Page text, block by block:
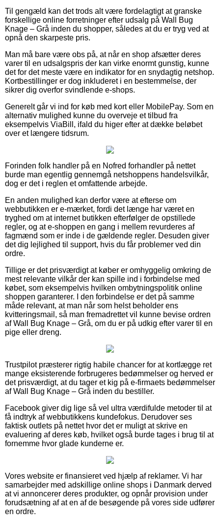
Til gengæld kan det trods alt være fordelagtigt at granske
forskellige online forretninger efter udsalg på Wall Bug
Knage – Grå inden du shopper, således at du er tryg ved at
opnå den skarpeste pris.
Man må bare være obs på, at når en shop afsætter deres
varer til en udsalgspris der kan virke enormt gunstig, kunne
det for det meste være en indikator for en snydagtig netshop.
Kortbestillinger er dog inkluderet i en bestemmelse, der
sikrer dig overfor svindlende e-shops.
Generelt går vi ind for køb med kort eller MobilePay. Som en
alternativ mulighed kunne du overveje et tilbud fra
eksempelvis ViaBill, ifald du higer efter at dække beløbet
over et længere tidsrum.
Forinden folk handler på en Nofred forhandler på nettet
burde man egentlig gennemgå netshoppens handelsvilkår,
dog er det i reglen et omfattende arbejde.
En anden mulighed kan derfor være at efterse om
webbutikken er e-mærket, fordi det længe har været en
tryghed om at internet butikken efterfølger de opstillede
regler, og at e-shoppen en gang i mellem revurderes af
fagmænd som er inde i de gældende regler. Desuden giver
det dig lejlighed til support, hvis du får problemer ved din
ordre.
Tillige er det prisværdigt at køber er omhyggelig omkring de
mest relevante vilkår der kan spille ind i forbindelse med
købet, som eksempelvis hvilken ombytningspolitik online
shoppen garanterer. I den forbindelse er det på samme
måde relevant, at man når som helst beholder ens
kvitteringsmail, så man fremadrettet vil kunne bevise ordren
af Wall Bug Knage – Grå, om du er på udkig efter varer til en
pige eller dreng.
Trustpilot præsterer rigtig habile chancer for at kortlægge ret
mange eksisterende forbrugeres bedømmelser og herved er
det prisværdigt, at du tager et kig på e-firmaets bedømmelser
af Wall Bug Knage – Grå inden du bestiller.
Facebook giver dig lige så vel ultra værdifulde metoder til at
få indtryk af webbutikkens kundefokus. Derudover ses
faktisk outlets på nettet hvor det er muligt at skrive en
evaluering af deres køb, hvilket også burde tages i brug til at
fornemme hvor glade kunderne er.
Vores website er finansieret ved hjælp af reklamer. Vi har
samarbejder med adskillige online shops i Danmark derved
at vi annoncerer deres produkter, og opnår provision under
forudsætning af at en af de besøgende på vores side udfører
en ordre.